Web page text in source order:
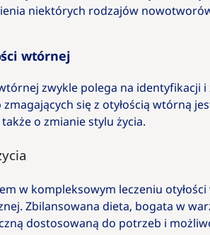
niektórych rodzajów
wtórnej
zwykle polega na identyfikacji i
się z otyłością wtórną
o zmianie stylu życia.
w kompleksowym leczeniu
Zbilansowana dieta, bogata w
dostosowaną do potrzeb i